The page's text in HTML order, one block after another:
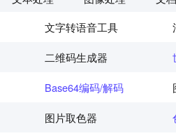
文字转语音工具
二维码生成器
Base64编码/解码
图片取色器